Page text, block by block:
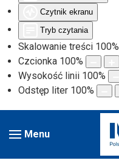
Czytnik ekranu
Tryb czytania
Skalowanie treści 100%
Czcionka 100%
Wysokość linii 100%
Odstęp liter 100%
Menu